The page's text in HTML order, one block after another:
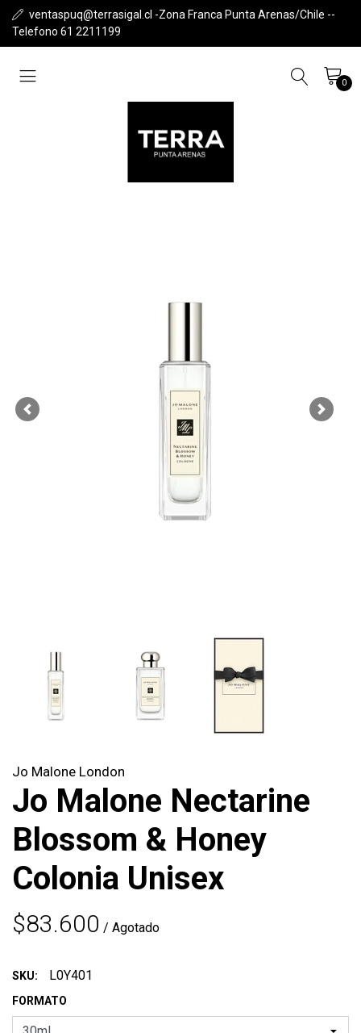
ventaspuq@terrasigal.cl -Zona Franca Punta Arenas/Chile --
Telefono 61 2211199
0
Previous Next
Jo Malone London
Jo Malone Nectarine
Blossom & Honey
Colonia Unisex
$83.600 / Agotado
SKU: L0Y401
FORMATO